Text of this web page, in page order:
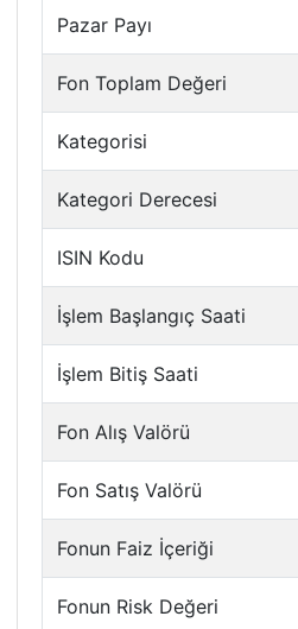
Pazar Payı
Fon Toplam Değeri
Kategorisi
Kategori Derecesi
ISIN Kodu
İşlem Başlangıç Saati
İşlem Bitiş Saati
Fon Alış Valörü
Fon Satış Valörü
Fonun Faiz İçeriği
Fonun Risk Değeri